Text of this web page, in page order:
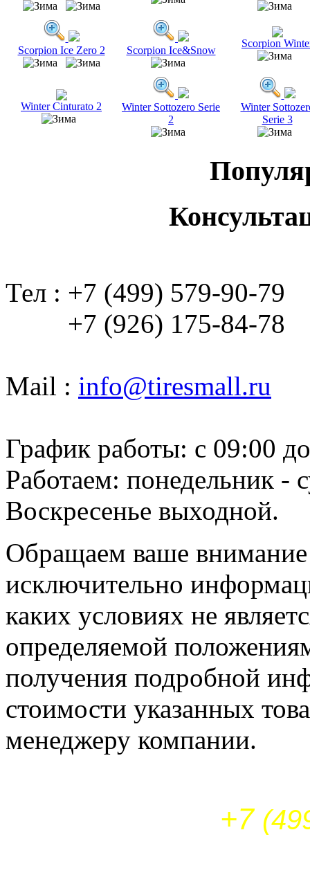
Scorpion Ice Zero 2 Scorpion Ice&Snow
Scorpion
Winter Cinturato 2
Winter Sottozero Serie
2
Winter
Serie 3
Тел : +7 (499) 579-90-79
+7 (926) 175-84-78
Mail : info@tiresmall.ru
График работы: c 09:00
Работаем: понедельник -
Воскресенье выходной.
Обращаем ваше внимание
исключительно
каких условиях не
определяемой
получения подробной
стоимости указанных
менеджеру компании.
+7